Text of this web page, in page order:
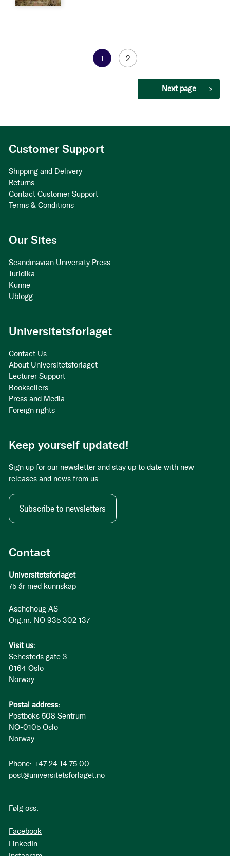
You're
1 Page
2
Page
Next page
Contact
Universitetsforlaget
75 år med kunnskap
Aschehoug AS
Org.nr: NO 935 302 137
Visit us:
Sehesteds gate 3
0164 Oslo
Norway
Postal address:
Postboks 508 Sentrum
NO-0105 Oslo
Norway
Phone: +47 24 14 75 00
post@universitetsforlaget.no
Følg oss:
Facebook
LinkedIn
Customer Support
Shipping and Delivery
Returns
Contact Customer Support
Terms & Conditions
Our Sites
Scandinavian University Press
Juridika
Kunne
Ublogg
Universitetsforlaget
Contact Us
About Universitetsforlaget
Lecturer Support
Booksellers
Press and Media
Foreign rights
Keep yourself updated!
Sign up for our newsletter and stay up to date with new
releases and news from us.
Subscribe to newsletters